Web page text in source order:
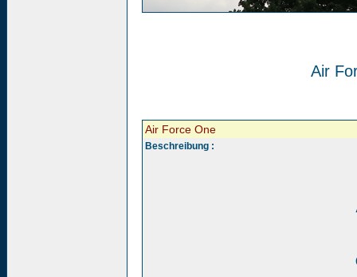
Air
Air Force One
Beschreibung :